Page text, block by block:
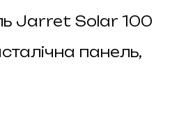
Jarret Solar 100
панель,